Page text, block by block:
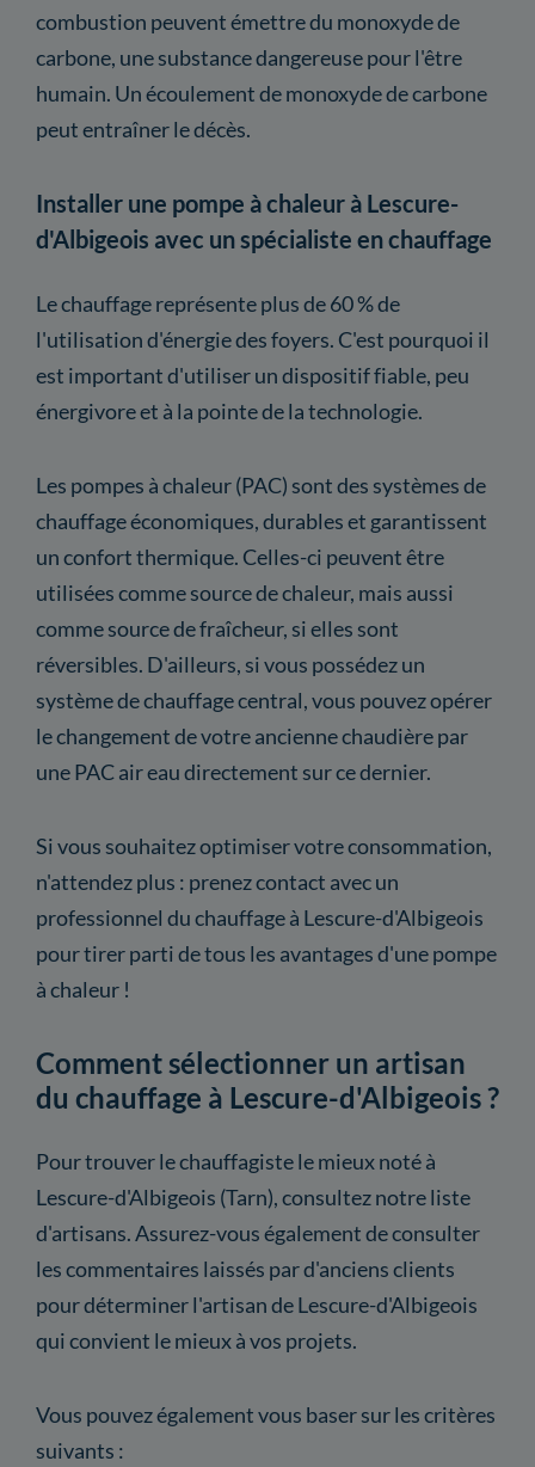
combustion peuvent émettre du monoxyde de
carbone, une substance dangereuse pour l'être
humain. Un écoulement de monoxyde de carbone
peut entraîner le décès.
Installer une pompe à chaleur à Lescure-
d'Albigeois avec un spécialiste en chauffage
Le chauffage représente plus de 60 % de
l'utilisation d'énergie des foyers. C'est pourquoi il
est important d'utiliser un dispositif fiable, peu
énergivore et à la pointe de la technologie.
Les pompes à chaleur (PAC) sont des systèmes de
chauffage économiques, durables et garantissent
un confort thermique. Celles-ci peuvent être
utilisées comme source de chaleur, mais aussi
comme source de fraîcheur, si elles sont
réversibles. D'ailleurs, si vous possédez un
système de chauffage central, vous pouvez opérer
le changement de votre ancienne chaudière par
une PAC air eau directement sur ce dernier.
Si vous souhaitez optimiser votre consommation,
n'attendez plus : prenez contact avec un
professionnel du chauffage à Lescure-d'Albigeois
pour tirer parti de tous les avantages d'une pompe
à chaleur !
Comment sélectionner un artisan
du chauffage à Lescure-d'Albigeois ?
Pour trouver le chauffagiste le mieux noté à
Lescure-d'Albigeois (Tarn), consultez notre liste
d'artisans. Assurez-vous également de consulter
les commentaires laissés par d'anciens clients
pour déterminer l'artisan de Lescure-d'Albigeois
qui convient le mieux à vos projets.
Vous pouvez également vous baser sur les critères
suivants :